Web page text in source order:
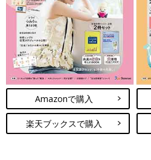
Amazonで購入
楽天ブックスで購入